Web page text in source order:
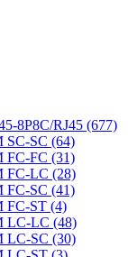
8P8C/RJ45 (677)
SC-SC (64)
FC-FC (31)
FC-LC (28)
FC-SC (41)
FC-ST (4)
LC-LC (48)
LC-SC (30)